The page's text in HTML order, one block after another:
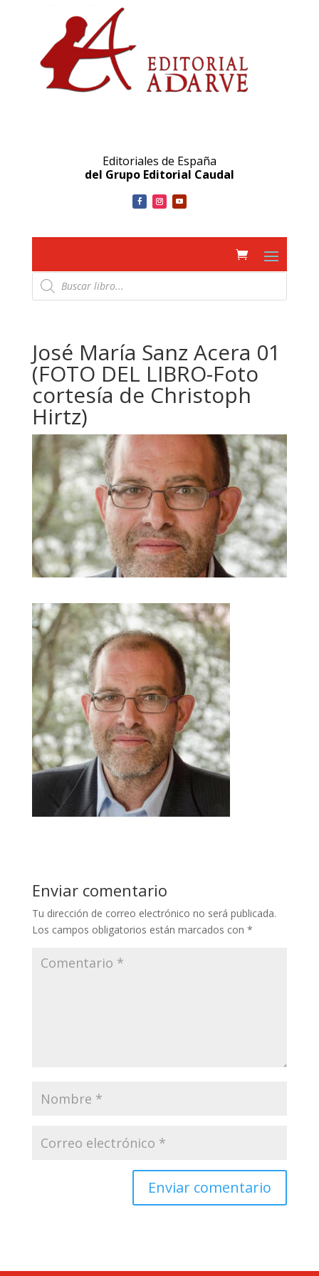
Editoriales de España
del Grupo Editorial Caudal
Búsqueda
de
productos
José María Sanz Acera 01
(FOTO DEL LIBRO-Foto
cortesía de Christoph
Hirtz)
Enviar comentario
Tu dirección de correo electrónico no será publicada.
Los campos obligatorios están marcados con *